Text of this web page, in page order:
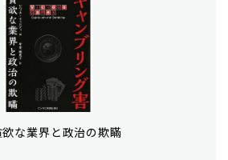
な業界と政治の欺瞞